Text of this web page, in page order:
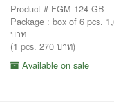
Product # FGM 124 GB
Package : box of 6 pcs.
บาท
(1 pcs. 270 บาท)
Available on sale